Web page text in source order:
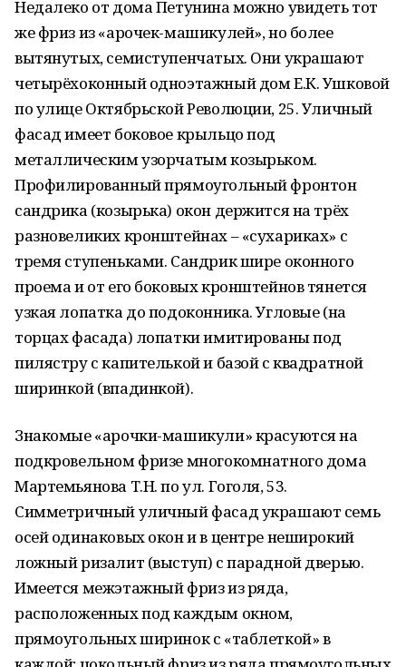
Недалеко от дома Петунина можно увидеть тот
же фриз из «арочек-машикулей», но более
вытянутых, семиступенчатых. Они украшают
четырёхоконный одноэтажный дом Е.К. Ушковой
по улице Октябрьской Революции, 25. Уличный
фасад имеет боковое крыльцо под
металлическим узорчатым козырьком.
Профилированный прямоугольный фронтон
сандрика (козырька) окон держится на трёх
разновеликих кронштейнах – «сухариках» с
тремя ступеньками. Сандрик шире оконного
проема и от его боковых кронштейнов тянется
узкая лопатка до подоконника. Угловые (на
торцах фасада) лопатки имитированы под
пилястру с капителькой и базой с квадратной
ширинкой (впадинкой).
Знакомые «арочки-машикули» красуются на
подкровельном фризе многокомнатного дома
Мартемьянова Т.Н. по ул. Гоголя, 53.
Симметричный уличный фасад украшают семь
осей одинаковых окон и в центре неширокий
ложный ризалит (выступ) с парадной дверью.
Имеется межэтажный фриз из ряда,
расположенных под каждым окном,
прямоугольных ширинок с «таблеткой» в